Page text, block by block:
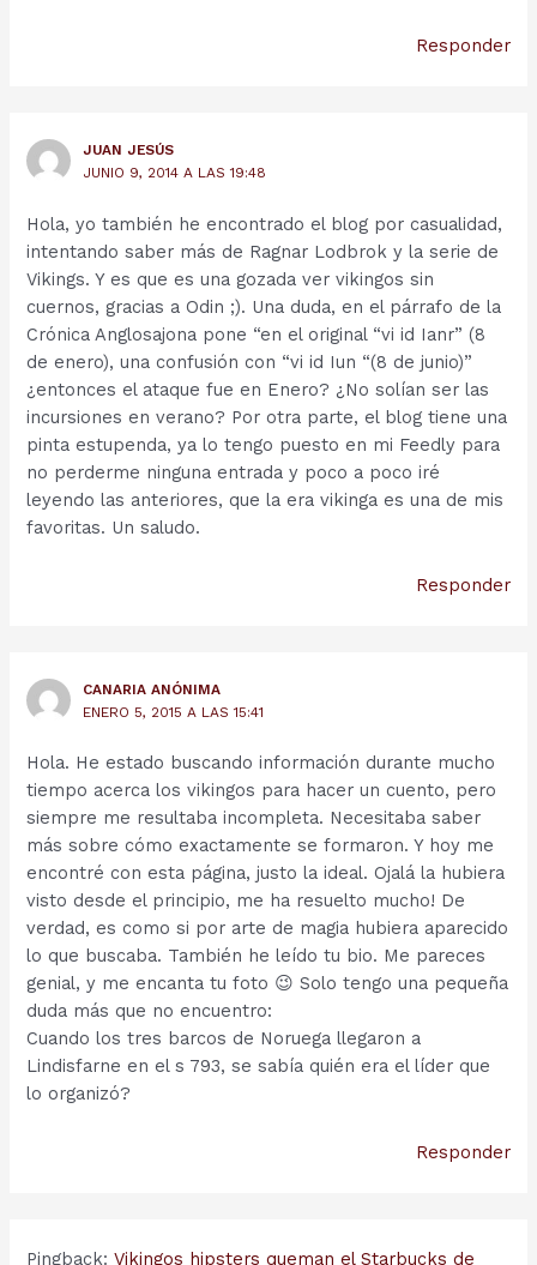
Responder
JUAN JESÚS
JUNIO 9, 2014 A LAS 19:48
Hola, yo también he encontrado el blog por casualidad,
intentando saber más de Ragnar Lodbrok y la serie de
Vikings. Y es que es una gozada ver vikingos sin
cuernos, gracias a Odin ;). Una duda, en el párrafo de la
Crónica Anglosajona pone “en el original “vi id Ianr” (8
de enero), una confusión con “vi id Iun “(8 de junio)”
¿entonces el ataque fue en Enero? ¿No solían ser las
incursiones en verano? Por otra parte, el blog tiene una
pinta estupenda, ya lo tengo puesto en mi Feedly para
no perderme ninguna entrada y poco a poco iré
leyendo las anteriores, que la era vikinga es una de mis
favoritas. Un saludo.
Responder
CANARIA ANÓNIMA
ENERO 5, 2015 A LAS 15:41
Hola. He estado buscando información durante mucho
tiempo acerca los vikingos para hacer un cuento, pero
siempre me resultaba incompleta. Necesitaba saber
más sobre cómo exactamente se formaron. Y hoy me
encontré con esta página, justo la ideal. Ojalá la hubiera
visto desde el principio, me ha resuelto mucho! De
verdad, es como si por arte de magia hubiera aparecido
lo que buscaba. También he leído tu bio. Me pareces
genial, y me encanta tu foto 😉 Solo tengo una pequeña
duda más que no encuentro:
Cuando los tres barcos de Noruega llegaron a
Lindisfarne en el s 793, se sabía quién era el líder que
lo organizó?
Responder
Pingback:Vikingos hipsters queman el Starbucks de